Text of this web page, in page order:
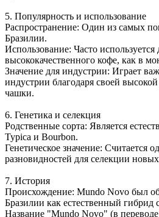
5. Популярность и использование
Распространение: Один из самых
Бразилии.
Использование: Часто используется
высококачественного кофе, как в
Значение для индустрии: Играет
индустрии благодаря своей
чашки.
6. Генетика и селекция
Родственные сорта: Является
Typica и Bourbon.
Генетическое значение: Считается
разновидностей для селекции
7. История
Происхождение: Mundo Novo был
Бразилии как естественный гибрид
Название "Mundo Novo" (в